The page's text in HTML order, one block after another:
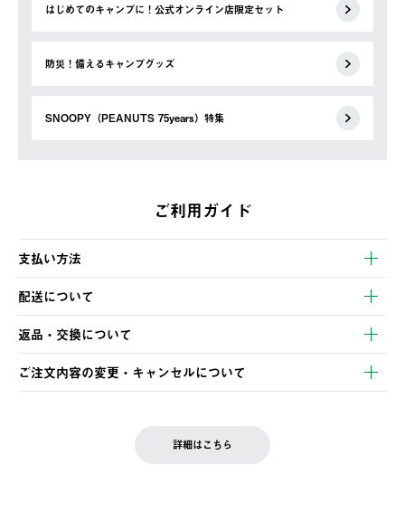
はじめてのキャンプに！公式オンライン店限定セット
防災！備えるキャンプグッズ
SNOOPY（PEANUTS 75years）特集
ご利用ガイド
支払い方法
以下のいずれかの方法でお支払いいただけます。
・クレジットカード決済
・コンビニ決済
・Pay-easy決済
配送について
【発送スケジュール】
ご注文・ご入金完了より2営業日以内に商品を発送いたします。
土日祝の発送はございませんので、木曜日以降のご注文は週明け
の発送となる場合がございます。
返品・交換について
※お客様都合の場合
お客様都合の返品にかかる送料は、お客様ご負担とさせていただ
ご注文内容の変更・キャンセルについて
LOGOS FAMILY会員の方は、会員マイページ内 購入履歴画面に
詳細はこちら